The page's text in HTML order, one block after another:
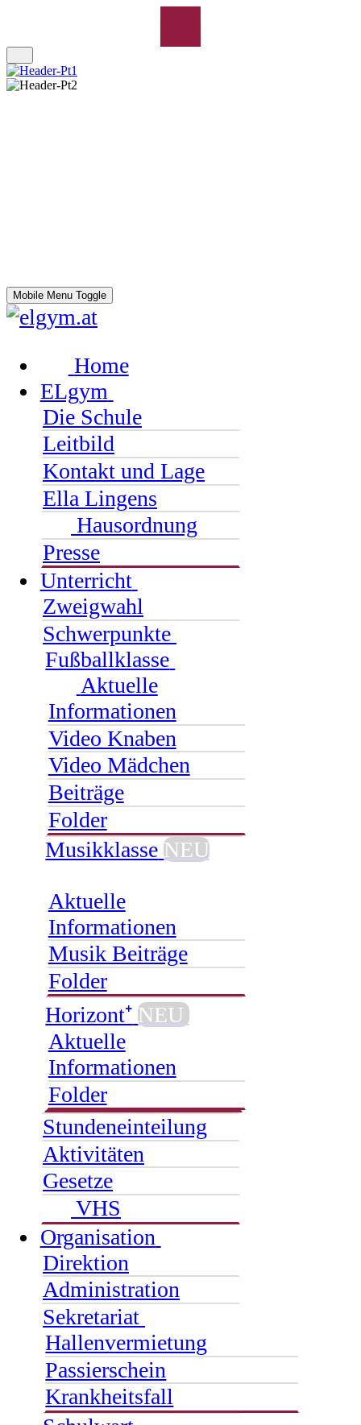
Mobile Menu Toggle
Home
ELgym
Die Schule
Leitbild
Kontakt und Lage
Ella Lingens
Hausordnung
Presse
Unterricht
Zweigwahl
Schwerpunkte
Fußballklasse
Aktuelle
Informationen
Video Knaben
Video Mädchen
Beiträge
Folder
Musikklasse NEU
Aktuelle
Informationen
Musik Beiträge
Folder
Horizont⁺ NEU
Aktuelle
Informationen
Folder
Stundeneinteilung
Aktivitäten
Gesetze
VHS
Organisation
Direktion
Administration
Sekretariat
Hallenvermietung
Passierschein
Krankheitsfall